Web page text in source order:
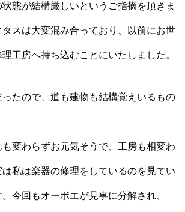
態が結構厳しいというご指摘を頂きま
スは大変混み合っており、以前にお世
工房へ持ち込むことにいたしました。
たので、道も建物も結構覚えいるもの
も変わらずお元気そうで、工房も相変わ
私は楽器の修理をしているのを見てい
今回もオーボエが見事に分解され、